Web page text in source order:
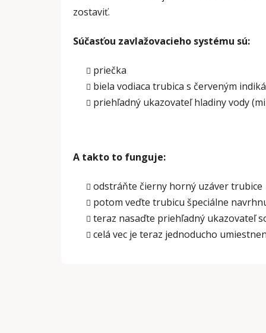
zostaviť.
Súčasťou zavlažovacieho systému sú:
priečka
biela vodiaca trubica s červeným
priehľadný ukazovateľ hladiny vody
A takto to funguje:
odstráňte čierny horný uzáver trubice
potom veďte trubicu špeciálne
teraz nasaďte priehľadný ukazovateľ
celá vec je teraz jednoducho